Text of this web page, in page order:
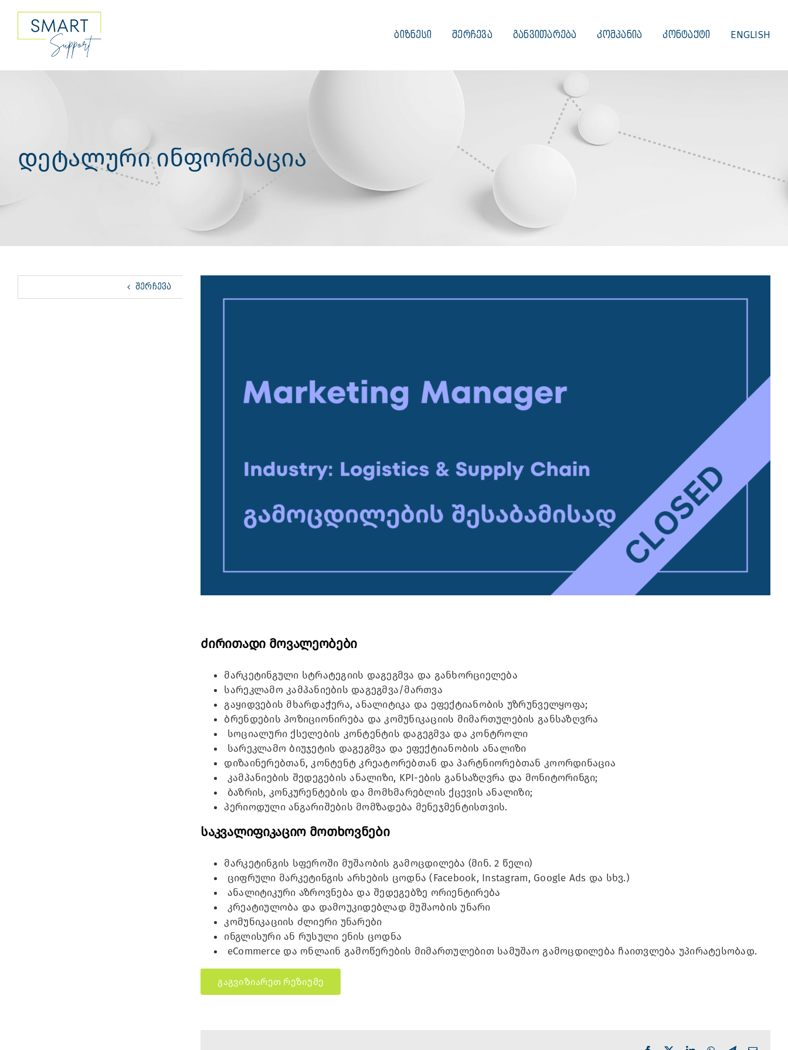
content
ᲑᲘᲖᲜᲔᲡᲘ ᲨᲔᲠᲩᲔᲕᲐ ᲒᲐᲜᲕᲘᲗᲐᲠᲔᲑᲐ ᲙᲝᲛᲞᲐᲜᲘᲐ ᲙᲝᲜᲢᲐᲥᲢᲘ ENGLISH
დეტალური ინფორმაცია
Larger
ძირითადი მოვალეობები
მარკეტინგული სტრატეგიის დაგეგმვა და განხორციელება
სარეკლამო კამპანიების დაგეგმვა/მართვა
გაყიდვების მხარდაჭერა, ანალიტიკა და ეფექტიანობის უზრუნველყოფა;
ბრენდების პოზიციონირება და კომუნიკაციის მიმართულების განსაზღვრა
სოციალური ქსელების კონტენტის დაგეგმვა და კონტროლი
სარეკლამო ბიუჯეტის დაგეგმვა და ეფექტიანობის ანალიზი
დიზაინერებთან, კონტენტ კრეატორებთან და პარტნიორებთან კოორდინაცია
კამპანიების შედეგების ანალიზი, KPI-ების განსაზღვრა და მონიტორინგი;
ბაზრის, კონკურენტების და მომხმარებლის ქცევის ანალიზი;
პერიოდული ანგარიშების მომზადება მენეჯმენტისთვის.
საკვალიფიკაციო მოთხოვნები
მარკეტინგის სფეროში მუშაობის გამოცდილება (მინ. 2 წელი)
ციფრული მარკეტინგის არხების ცოდნა (Facebook, Instagram, Google Ads და სხვ.)
ანალიტიკური აზროვნება და შედეგებზე ორიენტირება
კრეატიულობა და დამოუკიდებლად მუშაობის უნარი
კომუნიკაციის ძლიერი უნარები
ინგლისური ან რუსული ენის ცოდნა
eCommerce და ონლაინ გამოწერების მიმართულებით სამუშაო გამოცდილება ჩაითვლება უპირატესობად.
გაგვიზიარეთ რეზიუმე
ᲨᲔᲠᲩᲔᲕᲐ